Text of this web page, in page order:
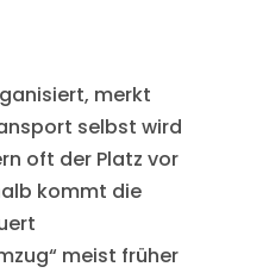
merkt
selbst wird
oft der Platz vor
kommt die
meist früher